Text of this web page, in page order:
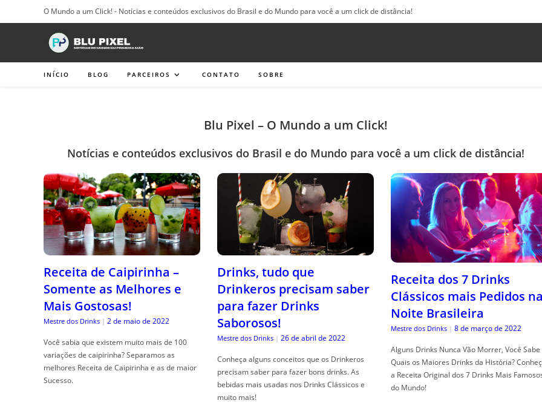
para
O Mundo a um Click! - Notícias e conteúdos exclusivos do Brasil e do Mundo para você a um click de distância!
INÍCIO BLOG PARCEIROS CONTATO SOBRE
Blu Pixel – O Mundo a um Click!
Notícias e conteúdos exclusivos do Brasil e do Mundo para você a um click de distância!
Receita de Caipirinha –
Somente as Melhores e
Mais Gostosas!
Mestre dos Drinks | 2 de maio de 2022
Você sabia que existem muito mais de 100
variações de caipirinha? Separamos as
melhores Receita de Caipirinha e as de maior
Sucesso.
Drinks, tudo que
Drinkeros precisam saber
para fazer Drinks
Saborosos!
Mestre dos Drinks | 26 de abril de 2022
Conheça alguns conceitos que os Drinkeros
precisam saber para fazer bons drinks. As
bebidas mais usadas nos Drinks Clássicos e
muito mais!
Receita dos 7 Drinks
Clássicos mais Pedidos
Noite Brasileira
Mestre dos Drinks | 8 de março de 2022
Alguns Drinks Nunca Vão Morrer, Você Sabe
Quais os Maiores Drinks da História?
a Receita Original dos 7 Drinks Mais
do Mundo!